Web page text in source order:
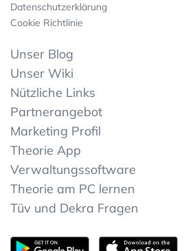
Datenschutzerklärung
Cookie Richtlinie
Unser Blog
Unser Wiki
Nützliche Links
Partnerangebot
Marketing Profil
Theorie App
Verwaltungssoftware
Theorie am PC lernen
Tüv und Dekra Fragen